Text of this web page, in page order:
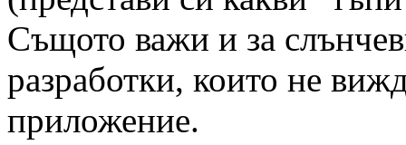
Същото важи и за
разработки, които не
приложение.